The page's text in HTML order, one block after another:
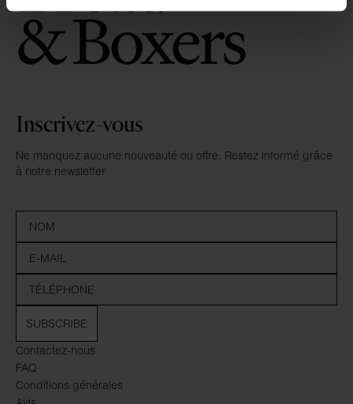
Contactez-nous
FAQ
Conditions générales
Inscrivez-vous
Ne manquez aucune nouveauté ou offre. Restez informé grâce
à notre newsletter
SUBSCRIBE